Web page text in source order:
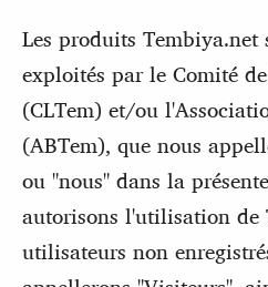
Les produits Tembiya.net
exploités par le Comité
(CLTem) et/ou
(ABTem), que nous
ou "nous" dans la
autorisons l'utilisation de
utilisateurs non